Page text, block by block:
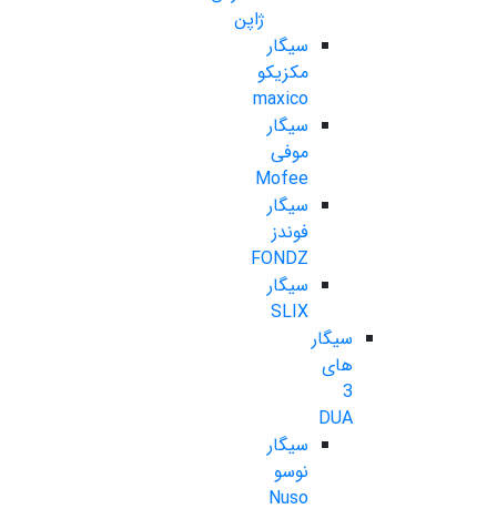
ژاپن
سیگار
مکزیکو
maxico
سیگار
موفی
Mofee
سیگار
فوندز
FONDZ
سیگار
SLIX
سیگار
های
3
DUA
سیگار
نوسو
Nuso